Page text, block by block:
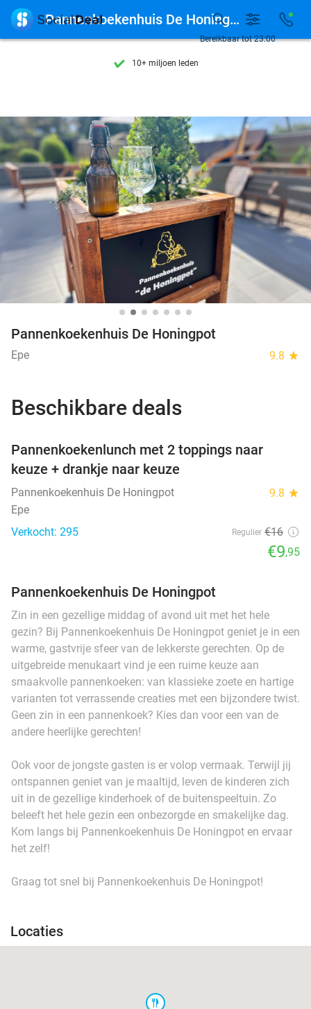
7 dagen per week beschikbaar
10+ miljoen leden
7 dagen per week beschikbaar
10+ miljoen leden
Bereikbaar tot 23:00
 Pannenkoekenhuis De Honingpot
Pannenkoekenhuis De Honingpot
Epe 9.8 star
Beschikbare deals
Pannenkoekenlunch met 2 toppings naar
keuze + drankje naar keuze
Pannenkoekenhuis De Honingpot 9.8 star
Epe
Verkocht: 295
Regulier €16
€9,95
Pannenkoekenhuis De Honingpot
Zin in een gezellige middag of avond uit met het hele
gezin? Bij Pannenkoekenhuis De Honingpot geniet je in een
warme, gastvrije sfeer van de lekkerste gerechten. Op de
uitgebreide menukaart vind je een ruime keuze aan
smaakvolle pannenkoeken: van klassieke zoete en hartige
varianten tot verrassende creaties met een bijzondere twist.
Geen zin in een pannenkoek? Kies dan voor een van de
andere heerlijke gerechten!
Ook voor de jongste gasten is er volop vermaak. Terwijl jij
ontspannen geniet van je maaltijd, leven de kinderen zich
uit in de gezellige kinderhoek of de buitenspeeltuin. Zo
beleeft het hele gezin een onbezorgde en smakelijke dag.
Kom langs bij Pannenkoekenhuis De Honingpot en ervaar
het zelf!
Graag tot snel bij Pannenkoekenhuis De Honingpot!
Locaties
food